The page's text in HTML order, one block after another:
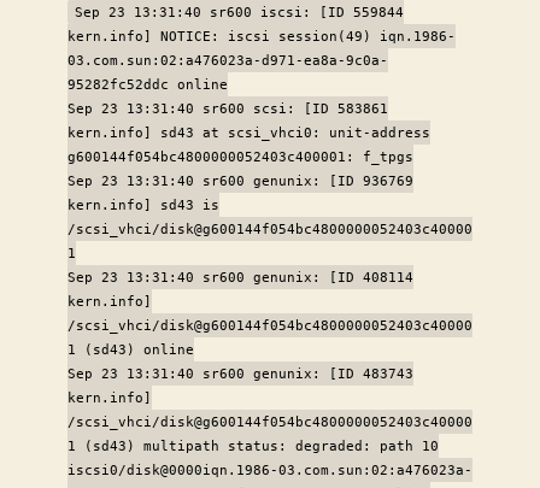
Sep 23 13:31:40 sr600 iscsi: [ID 559844
kern.info] NOTICE: iscsi session(49) iqn.1986-
03.com.sun:02:a476023a-d971-ea8a-9c0a-
95282fc52ddc online
Sep 23 13:31:40 sr600 scsi: [ID 583861
kern.info] sd43 at scsi_vhci0: unit-address
g600144f054bc4800000052403c400001: f_tpgs
Sep 23 13:31:40 sr600 genunix: [ID 936769
kern.info] sd43 is
/scsi_vhci/disk@g600144f054bc4800000052403c40000
1
Sep 23 13:31:40 sr600 genunix: [ID 408114
kern.info]
/scsi_vhci/disk@g600144f054bc4800000052403c40000
1 (sd43) online
Sep 23 13:31:40 sr600 genunix: [ID 483743
kern.info]
/scsi_vhci/disk@g600144f054bc4800000052403c40000
1 (sd43) multipath status: degraded: path 10
iscsi0/disk@0000iqn.1986-03.com.sun:02:a476023a-